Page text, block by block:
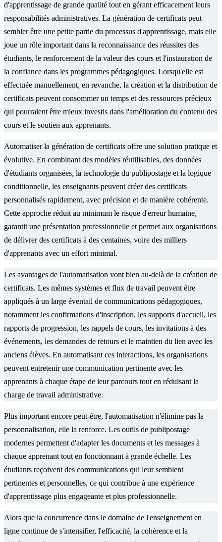
d'apprentissage de grande qualité tout en gérant efficacement leurs
responsabilités administratives. La génération de certificats peut
sembler être une petite partie du processus d'apprentissage, mais elle
joue un rôle important dans la reconnaissance des réussites des
étudiants, le renforcement de la valeur des cours et l'instauration de
la confiance dans les programmes pédagogiques. Lorsqu'elle est
effectuée manuellement, en revanche, la création et la distribution de
certificats peuvent consommer un temps et des ressources précieux
qui pourraient être mieux investis dans l'amélioration du contenu des
cours et le soutien aux apprenants.
Automatiser la génération de certificats offre une solution pratique et
évolutive. En combinant des modèles réutilisables, des données
d'étudiants organisées, la technologie du publipostage et la logique
conditionnelle, les enseignants peuvent créer des certificats
personnalisés rapidement, avec précision et de manière cohérente.
Cette approche réduit au minimum le risque d'erreur humaine,
garantit une présentation professionnelle et permet aux organisations
de délivrer des certificats à des centaines, voire des milliers
d'apprenants avec un effort minimal.
Les avantages de l'automatisation vont bien au-delà de la création de
certificats. Les mêmes systèmes et flux de travail peuvent être
appliqués à un large éventail de communications pédagogiques,
notamment les confirmations d'inscription, les supports d'accueil, les
rapports de progression, les rappels de cours, les invitations à des
événements, les demandes de retours et le maintien du lien avec les
anciens élèves. En automatisant ces interactions, les organisations
peuvent entretenir une communication pertinente avec les
apprenants à chaque étape de leur parcours tout en réduisant la
charge de travail administrative.
Plus important encore peut-être, l'automatisation n'élimine pas la
personnalisation, elle la renforce. Les outils de publipostage
modernes permettent d'adapter les documents et les messages à
chaque apprenant tout en fonctionnant à grande échelle. Les
étudiants reçoivent des communications qui leur semblent
pertinentes et personnelles, ce qui contribue à une expérience
d'apprentissage plus engageante et plus professionnelle.
Alors que la concurrence dans le domaine de l'enseignement en
ligne continue de s'intensifier, l'efficacité, la cohérence et la